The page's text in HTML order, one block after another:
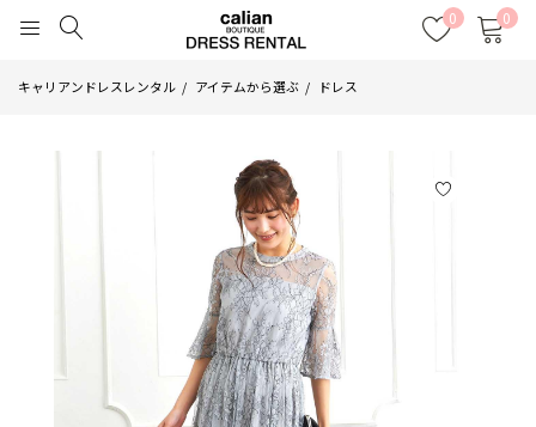
0 0
キャリアンドレスレンタル アイテムから選ぶ ドレス